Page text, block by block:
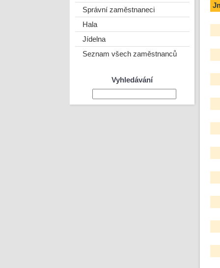
Správní zaměstnaneci
Hala
Jídelna
Seznam všech zaměstnanců
Vyhledávání